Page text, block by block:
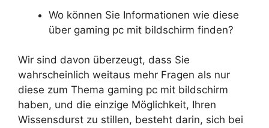
Wo können Sie Informationen wie diese
über gaming pc mit bildschirm finden?
Wir sind davon überzeugt, dass Sie
wahrscheinlich weitaus mehr Fragen als nur
diese zum Thema gaming pc mit bildschirm
haben, und die einzige Möglichkeit, Ihren
Wissensdurst zu stillen, besteht darin, sich bei